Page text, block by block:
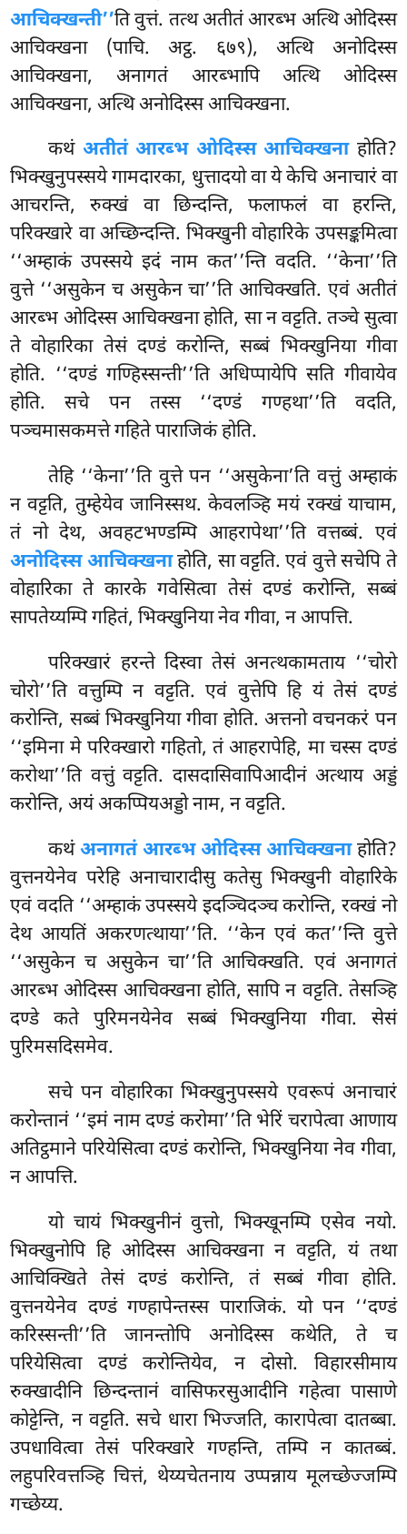
आचिक्खन्ती’’ति वुत्तं. तत्थ अतीतं आरब्भ अत्थि ओदिस्स
आचिक्खना (पाचि. अट्ठ. ६७९), अत्थि अनोदिस्स
आचिक्खना, अनागतं आरब्भापि अत्थि ओदिस्स
आचिक्खना, अत्थि अनोदिस्स आचिक्खना.
कथं अतीतं आरब्भ ओदिस्स आचिक्खनाहोति?
भिक्खुनुपस्सये गामदारका, धुत्तादयो वा ये केचि अनाचारं वा
आचरन्ति, रुक्खं वा छिन्दन्ति, फलाफलं वा हरन्ति,
परिक्खारे वा अच्छिन्दन्ति. भिक्खुनी वोहारिके उपसङ्कमित्वा
‘‘अम्हाकं उपस्सये इदं नाम कत’’न्ति वदति. ‘‘केना’’ति
वुत्ते ‘‘असुकेन च असुकेन चा’’ति आचिक्खति. एवं अतीतं
आरब्भ ओदिस्स आचिक्खना होति, सा न वट्टति. तञ्चे सुत्वा
ते वोहारिका तेसं दण्डं करोन्ति, सब्बं भिक्खुनिया गीवा
होति. ‘‘दण्डं गण्हिस्सन्ती’’ति अधिप्पायेपि सति गीवायेव
होति. सचे पन तस्स ‘‘दण्डं गण्हथा’’ति वदति,
पञ्चमासकमत्ते गहिते पाराजिकं होति.
तेहि ‘‘केना’’ति वुत्ते पन ‘‘असुकेना’ति वत्तुं अम्हाकं
न वट्टति, तुम्हेयेव जानिस्सथ. केवलञ्हि मयं रक्खं याचाम,
तं नो देथ, अवहटभण्डम्पि आहरापेथा’’ति वत्तब्बं. एवं
अनोदिस्स आचिक्खनाहोति, सा वट्टति. एवं वुत्ते सचेपि ते
वोहारिका ते कारके गवेसित्वा तेसं दण्डं करोन्ति, सब्बं
सापतेय्यम्पि गहितं, भिक्खुनिया नेव गीवा, न आपत्ति.
परिक्खारं हरन्ते दिस्वा तेसं अनत्थकामताय ‘‘चोरो
चोरो’’ति वत्तुम्पि न वट्टति. एवं वुत्तेपि हि यं तेसं दण्डं
करोन्ति, सब्बं भिक्खुनिया गीवा होति. अत्तनो वचनकरं पन
‘‘इमिना मे परिक्खारो गहितो, तं आहरापेहि, मा चस्स दण्डं
करोथा’’ति वत्तुं वट्टति. दासदासिवापिआदीनं अत्थाय अड्डं
करोन्ति, अयं अकप्पियअड्डो नाम, न वट्टति.
कथंअनागतं आरब्भ ओदिस्स आचिक्खनाहोति?
वुत्तनयेनेव परेहि अनाचारादीसु कतेसु भिक्खुनी वोहारिके
एवं वदति ‘‘अम्हाकं उपस्सये इदञ्चिदञ्च करोन्ति, रक्खं नो
देथ आयतिं अकरणत्थाया’’ति. ‘‘केन एवं कत’’न्ति वुत्ते
‘‘असुकेन च असुकेन चा’’ति आचिक्खति. एवं अनागतं
आरब्भ ओदिस्स आचिक्खना होति, सापि न वट्टति. तेसञ्हि
दण्डे कते पुरिमनयेनेव सब्बं भिक्खुनिया गीवा. सेसं
पुरिमसदिसमेव.
सचेपन वोहारिका भिक्खुनुपस्सये एवरूपं अनाचारं
करोन्तानं ‘‘इमं नाम दण्डं करोमा’’तिभेरिं चरापेत्वा आणाय
अतिट्ठमाने परियेसित्वा दण्डं करोन्ति, भिक्खुनिया नेव गीवा,
न आपत्ति.
यो चायं भिक्खुनीनं वुत्तो, भिक्खूनम्पि एसेव नयो.
भिक्खुनोपि हि ओदिस्स आचिक्खना न वट्टति, यं तथा
आचिक्खिते तेसं दण्डं करोन्ति, तं सब्बं गीवा होति.
वुत्तनयेनेव दण्डं गण्हापेन्तस्स पाराजिकं. यो पन ‘‘दण्डं
करिस्सन्ती’’ति जानन्तोपि अनोदिस्स कथेति, ते च
परियेसित्वा दण्डं करोन्तियेव, न दोसो. विहारसीमाय
रुक्खादीनि छिन्दन्तानं वासिफरसुआदीनि गहेत्वा पासाणे
कोट्टेन्ति, न वट्टति. सचे धारा भिज्जति, कारापेत्वा दातब्बा.
उपधावित्वा तेसं परिक्खारे गण्हन्ति, तम्पि न कातब्बं.
लहुपरिवत्तञ्हि चित्तं, थेय्यचेतनाय उप्पन्नाय मूलच्छेज्जम्पि
गच्छेय्य.